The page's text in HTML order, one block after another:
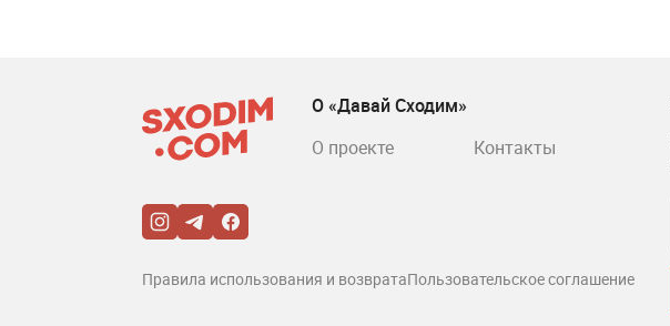
О «Давай Сходим»
О проекте
Контакты
Правила использования и возвратаПользовательское соглашение